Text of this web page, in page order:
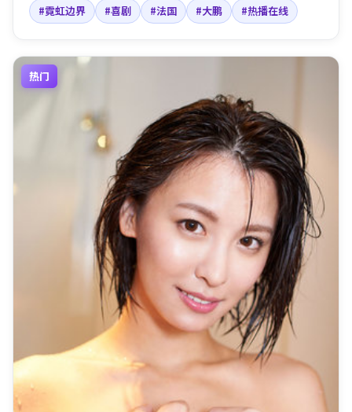
#霓虹边界
#喜剧 #法国 #大鹏 #热播在线
热门